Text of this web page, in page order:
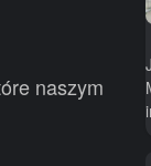
naszym